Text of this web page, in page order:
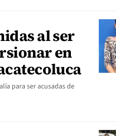
al ser
en
para ser acusadas de